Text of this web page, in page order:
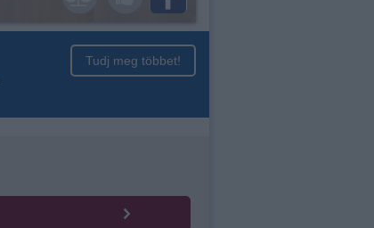
Tudj meg többet!